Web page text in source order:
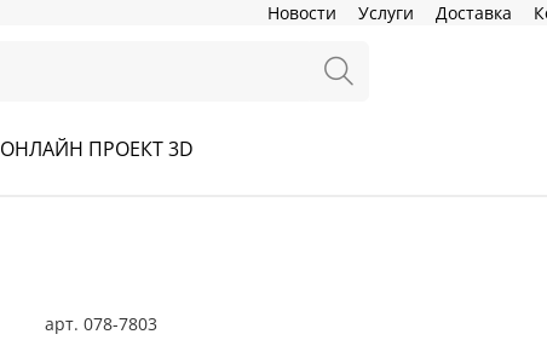
Новости Услуги Доставка
ОНЛАЙН ПРОЕКТ 3D
арт. 078-7803